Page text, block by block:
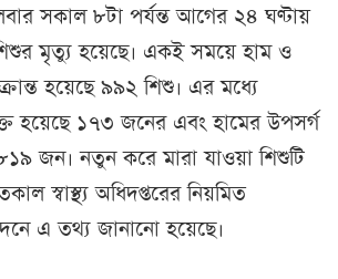
সকাল ৮টা পর্যন্ত আগের ২৪ ঘণ্টায়
মৃত্যু হয়েছে। একই সময়ে হাম ও
হয়েছে ৯৯২ শিশু। এর মধ্যে
হয়েছে ১৭৩ জনের এবং হামের উপসর্গ
জন। নতুন করে মারা যাওয়া শিশুটি
স্বাস্থ্য অধিদপ্তরের নিয়মিত
এ তথ্য জানানো হয়েছে।